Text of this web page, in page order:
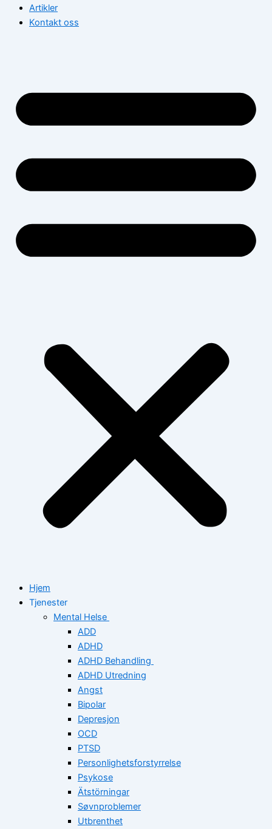
Artikler
Kontakt oss
Hjem
Tjenester
Mental Helse
ADD
ADHD
ADHD Behandling
ADHD Utredning
Angst
Bipolar
Depresjon
OCD
PTSD
Personlighetsforstyrrelse
Psykose
Ätstörningar
Søvnproblemer
Utbrenthet